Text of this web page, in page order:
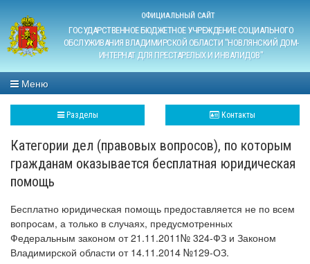
ОФИЦИАЛЬНЫЙ САЙТ
ГОСУДАРСТВЕННОЕ БЮДЖЕТНОЕ УЧРЕЖДЕНИЕ СОЦИАЛЬНОГО
ОБСЛУЖИВАНИЯ ВЛАДИМИРСКОЙ ОБЛАСТИ "НОВЛЯНСКИЙ ДОМ-
ИНТЕРНАТ ДЛЯ ПРЕСТАРЕЛЫХ И ИНВАЛИДОВ"
Меню
Разделы Контакты
Категории дел (правовых вопросов), по которым
гражданам оказывается бесплатная юридическая
помощь
Бесплатно юридическая помощь предоставляется не по всем
вопросам, а только в случаях, предусмотренных
Федеральным законом от 21.11.2011№ 324-ФЗ и Законом
Владимирской области от 14.11.2014 №129-ОЗ.